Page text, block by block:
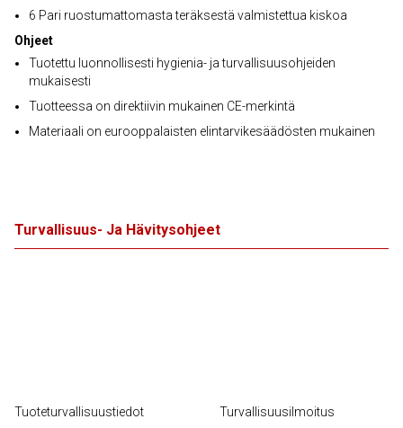
6 Pari ruostumattomasta teräksestä valmistettua kiskoa
Ohjeet
Tuotettu luonnollisesti hygienia- ja turvallisuusohjeiden
mukaisesti
Tuotteessa on direktiivin mukainen CE-merkintä
Materiaali on eurooppalaisten elintarvikesäädösten mukainen
Turvallisuus- Ja Hävitysohjeet
Tuoteturvallisuustiedot
Turvallisuusilmoitus